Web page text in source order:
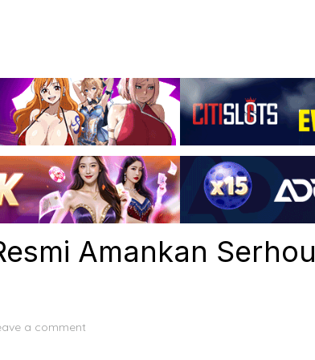
Amankan Serhou
a comment